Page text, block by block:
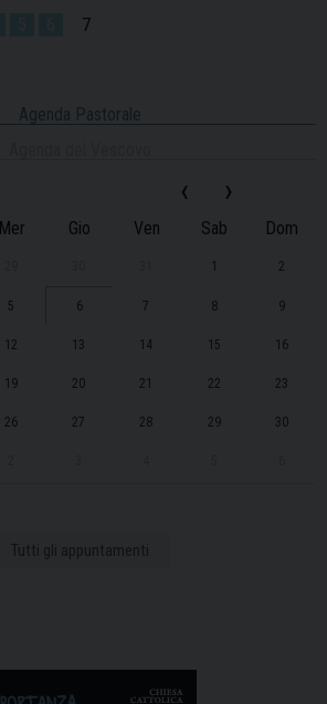
7
Agenda Pastorale
‹ ›
Mer Gio Ven Sab Dom
1 2
5 6 7 8 9
12 13 14 15 16
19 20 21 22 23
26 27 28 29 30
Tutti gli appuntamenti